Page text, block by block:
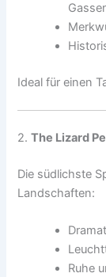
Ideal für einen
2.The Lizard
Die südlichste
Landschaften:
Ruhe